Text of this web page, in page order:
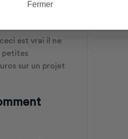
est vrai il ne
petites
sur un projet
Fermer